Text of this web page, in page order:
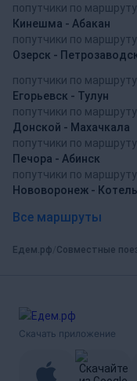
попутчики по маршруту
Кинешма - Абакан
попутчики по маршруту
Озерск -
попутчики по маршруту
Егорьевск - Тулун
попутчики по маршруту
Донской - Махачкала
попутчики по маршруту
Печора - Абинск
попутчики по маршруту
Нововоронеж -
Все маршруты
Едем.рф Совместные
Скачать приложение